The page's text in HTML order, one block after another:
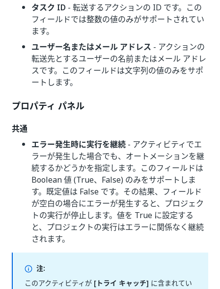
タスク ID - 転送するアクションの ID です。この
フィールドでは整数の値のみがサポートされてい
ます。
ユーザー名またはメール アドレス - アクションの
転送先とするユーザーの名前またはメール アドレ
スです。このフィールドは文字列の値のみをサポ
ートします。
プロパティ パネル
共通
エラー発生時に実行を継続 - アクティビティでエ
ラーが発生した場合でも、オートメーションを継
続するかどうかを指定します。このフィールドは
Boolean 値 (True、False) のみをサポートしま
す。既定値は False です。その結果、フィールド
が空白の場合にエラーが発生すると、プロジェク
トの実行が停止します。値を True に設定する
と、プロジェクトの実行はエラーに関係なく継続
されます。
注:
このアクティビティが [トライ キャッチ] に含まれてい